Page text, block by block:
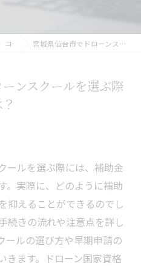
コラム 宮城県仙台市でドローンスクールを選ぶ際の補助金活用法とは？
ンスクールを選ぶ際
ールを選ぶ際には、補助金
。実際に、どのように補助
抑えることができるのでし
続きの流れや注意点を詳し
ールの選び方や早期申請の
きます。ドローン国家資格